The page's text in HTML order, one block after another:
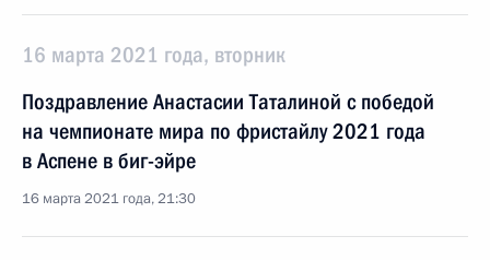
16 марта 2021 года, вторник
Поздравление Анастасии Таталиной с победой
на чемпионате мира по фристайлу 2021 года
в Аспене в биг-эйре
16 марта 2021 года, 21:30